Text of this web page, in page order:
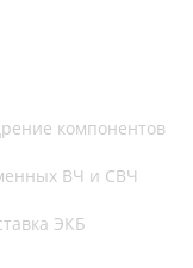
компонентов
ВЧ и СВЧ
ЭКБ